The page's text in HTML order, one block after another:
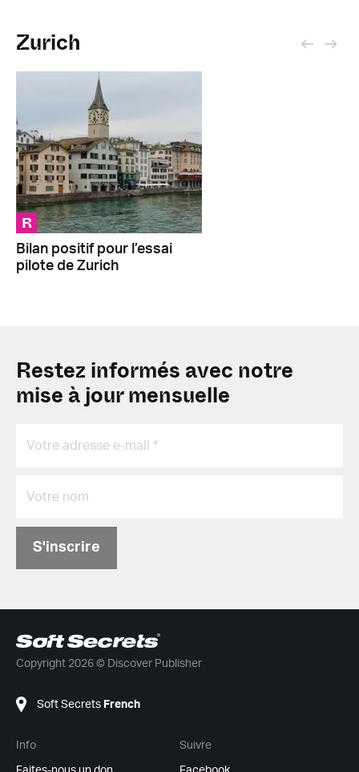
Zurich
R
Bilan positif pour l’essai
pilote de Zurich
Restez informés avec notre
mise à jour mensuelle
S'inscrire
Copyright 2026 © Discover Publisher
Soft Secrets French
Info Suivre